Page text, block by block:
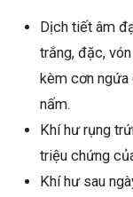
Dịch tiết âm
trắng, đặc,
kèm cơn
nấm.
Khí hư rụng
triệu chứng
Khí hư sau